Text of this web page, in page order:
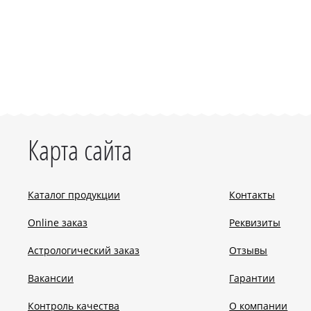
Карта сайта
Каталог продукции
Online заказ
Астрологический заказ
Вакансии
Контроль качества
Контакты
Реквизиты
Отзывы
Гарантии
О компании